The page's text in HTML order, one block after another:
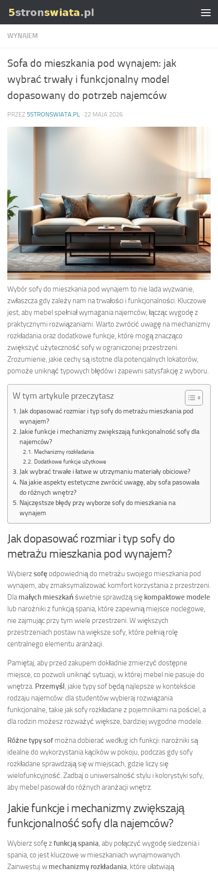
Skip to content
WYNAJEM
Sofa do mieszkania pod wynajem: jak
wybrać trwały i funkcjonalny model
dopasowany do potrzeb najemców
PRZEZ 5STRONSWIATA.PL · 22 MAJA 2026
Wybór sofy do mieszkania pod wynajem to nie lada wyzwanie,
zwłaszcza gdy zależy nam na trwałości i funkcjonalności. Kluczowe
jest, aby mebel spełniał wymagania najemców, łącząc wygodę z
praktycznymi rozwiązaniami. Warto zwrócić uwagę na mechanizmy
rozkładania oraz dodatkowe funkcje, które mogą znacząco
zwiększyć użyteczność sofy w ograniczonej przestrzeni.
Zrozumienie, jakie cechy są istotne dla potencjalnych lokatorów,
pomoże uniknąć typowych błędów i zapewni satysfakcję z wyboru.
W tym artykule przeczytasz
Jak dopasować rozmiar i typ sofy do metrażu mieszkania pod
wynajem?
Jakie funkcje i mechanizmy zwiększają funkcjonalność sofy dla
najemców?
Mechanizmy rozkładania
Dodatkowe funkcje użytkowe
Jak wybrać trwałe i łatwe w utrzymaniu materiały obiciowe?
Na jakie aspekty estetyczne zwrócić uwagę, aby sofa pasowała
do różnych wnętrz?
Najczęstsze błędy przy wyborze sofy do mieszkania na
wynajem
Jak dopasować rozmiar i typ sofy do
metrażu mieszkania pod wynajem?
Wybierzsofęodpowiednią do metrażu swojego mieszkania pod
wynajem, aby zmaksymalizować komfort korzystania z przestrzeni.
Dla małych mieszkańświetnie sprawdzą się kompaktowe modele
lub narożniki z funkcją spania, które zapewnią miejsce noclegowe,
nie zajmując przy tym wiele przestrzeni. W większych
przestrzeniach postaw na większe sofy, które pełnią rolę
centralnego elementu aranżacji.
Pamiętaj, aby przed zakupem dokładnie zmierzyć dostępne
miejsce, co pozwoli uniknąć sytuacji, w której mebel nie pasuje do
wnętrza. Przemyśl , jakie typy sof będą najlepsze w kontekście
rodzaju najemców: dla studentów wybieraj rozwiązania
funkcjonalne, takie jak sofy rozkładane z pojemnikami na pościel, a
dla rodzin możesz rozważyć większe, bardziej wygodne modele.
Różne typy sof można dobierać według ich funkcji: narożniki są
idealne do wykorzystania kącików w pokoju, podczas gdy sofy
rozkładane sprawdzają się w miejscach, gdzie liczy się
wielofunkcyjność. Zadbaj o uniwersalność stylu i kolorystyki sofy,
aby mebel pasował do różnych aranżacji wnętrz.
Jakie funkcje i mechanizmy zwiększają
funkcjonalność sofy dla najemców?
Wybierz sofę zfunkcją spania , aby połączyć wygodę siedzenia i
spania, co jest kluczowe w mieszkaniach wynajmowanych.
Zainwestuj w mechanizmy rozkładania , które ułatwiają